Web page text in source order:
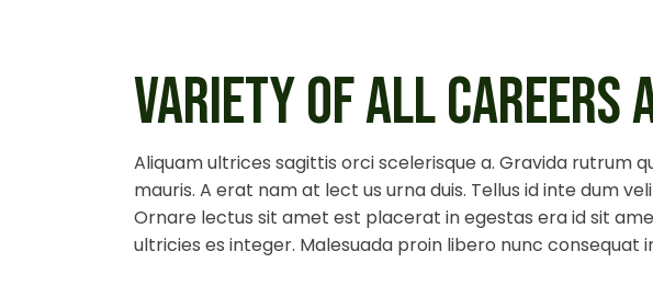
VARIETY OF ALL CAREERS
Aliquam ultrices sagittis orci scelerisque a. Gravida rutrum
mauris. A erat nam at lect us urna duis. Tellus id inte dum
Ornare lectus sit amet est placerat in egestas era id sit
ultricies es integer. Malesuada proin libero nunc consequat